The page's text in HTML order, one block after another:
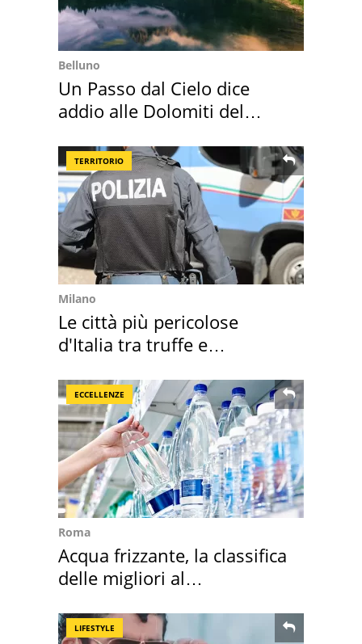
Belluno
Un Passo dal Cielo dice
addio alle Dolomiti del
TERRITORIO
Milano
Le città più pericolose
d'Italia tra truffe e
ECCELLENZE
Roma
Acqua frizzante, la classifica
delle migliori al
LIFESTYLE